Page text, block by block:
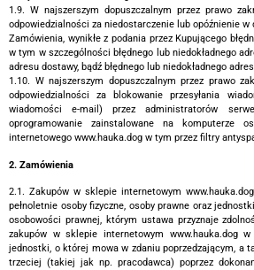
1.9. W najszerszym dopuszczalnym przez prawo
odpowiedzialności za niedostarczenie lub opóźnienie
Zamówienia, wynikłe z podania przez Kupującego
w tym w szczególności błędnego lub niedokładnego
adresu dostawy, bądź błędnego lub niedokładnego
1.10. W najszerszym dopuszczalnym przez prawo
odpowiedzialności za blokowanie przesyłania
wiadomości e-mail) przez administratorów
oprogramowanie zainstalowane na komputerze
internetowego www.hauka.dog w tym przez filtry
2. Zamówienia
2.1. Zakupów w sklepie internetowym
pełnoletnie osoby fizyczne, osoby prawne oraz
osobowości prawnej, którym ustawa przyznaje
zakupów w sklepie internetowym www.hauka.dog
jednostki, o której mowa w zdaniu poprzedzającym, a
trzeciej (takiej jak np. pracodawca) poprzez